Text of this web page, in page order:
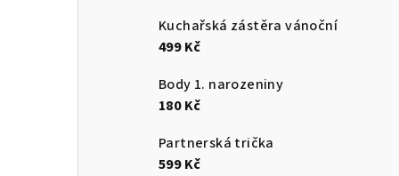
Kuchařská zástěra vánoční
499 Kč
Body 1. narozeniny
180 Kč
Partnerská trička
599 Kč